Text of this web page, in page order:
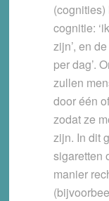
cognitie:
zijn’, en
per dag’.
zullen
door één
zodat ze
zijn. In dit
sigaretten
manier